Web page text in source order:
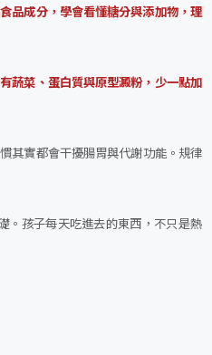
品成分，學會看懂糖分與添加物，理
蔬菜、蛋白質與原型澱粉，少一點加
其實都會干擾腸胃與代謝功能。規律
。孩子每天吃進去的東西，不只是熱